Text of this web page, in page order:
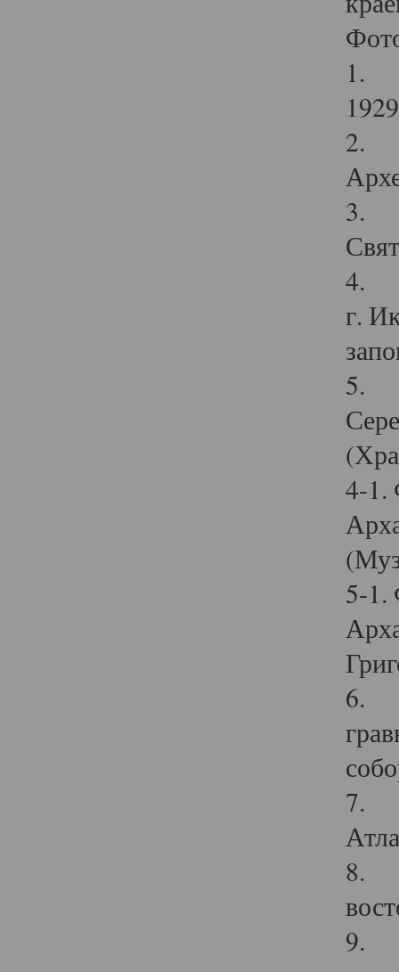
1.
2.
3.
4.
г.
5.
4-1.
5-1.
6.
7.
8.
9.